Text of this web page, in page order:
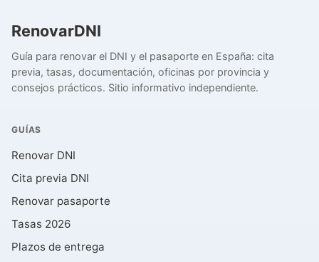
RenovarDNI
Guía para renovar el DNI y el pasaporte en España: cita
previa, tasas, documentación, oficinas por provincia y
consejos prácticos. Sitio informativo independiente.
GUÍAS
Renovar DNI
Cita previa DNI
Renovar pasaporte
Tasas 2026
Plazos de entrega